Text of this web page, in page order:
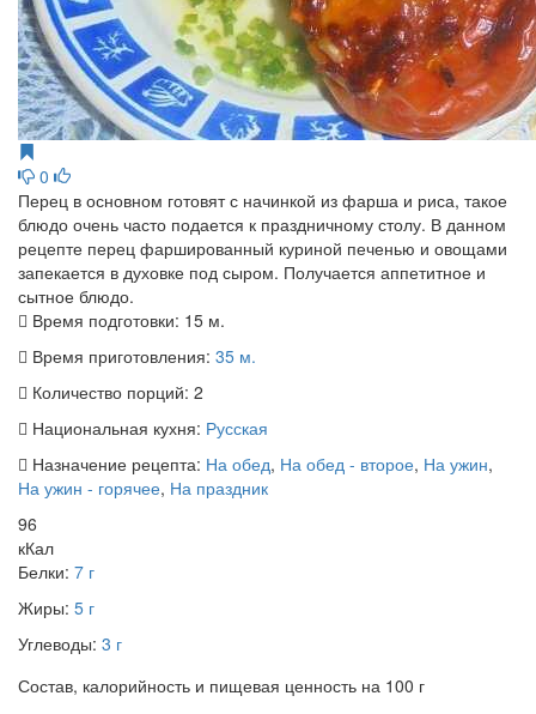
0
Перец в основном готовят с начинкой из фарша и риса, такое
блюдо очень часто подается к праздничному столу. В данном
рецепте перец фаршированный куриной печенью и овощами
запекается в духовке под сыром. Получается аппетитное и
сытное блюдо.
Время подготовки: 15 м.
Время приготовления: 35 м.
Количество порций: 2
Национальная кухня: Русская
Назначение рецепта: На обед, На обед - второе, На ужин,
На ужин - горячее, На праздник
96
кКал
Белки: 7 г
Жиры: 5 г
Углеводы: 3 г
Состав, калорийность и пищевая ценность на 100 г